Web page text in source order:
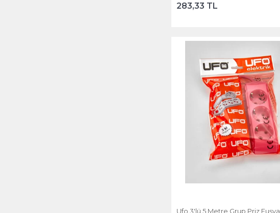
283,33 TL
Ufo 3'lü 5 Metre Grup Priz Fuşya